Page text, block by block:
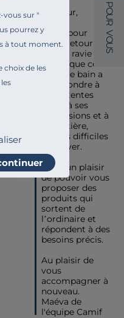
vous sur "
pourrez y
à tout moment.
choix de les
Bonjour,
Merci pour
votre retour 😊
Je suis ravie de
savoir que ce
tapis de bain a
su répondre à
vos attentes
grâce à ses
dimensions et à
sa matière,
parfois difficiles
à trouver.
C’est un plaisir
de pouvoir vous
proposer des
produits qui
sortent de
l’ordinaire et
répondent à des
besoins précis.
Au plaisir de
vous
accompagner à
nouveau.
Maéva de
l'équipe Camif
P
O
U
R
V
O
U
S